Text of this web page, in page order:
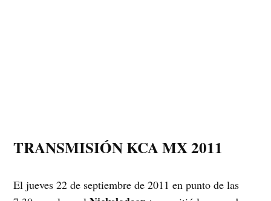
TRANSMISIÓN KCA MX 2011
El jueves 22 de septiembre de 2011 en punto de las